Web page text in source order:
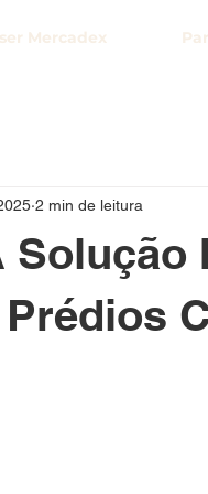
Mercadex
Solução
2 min de leitura